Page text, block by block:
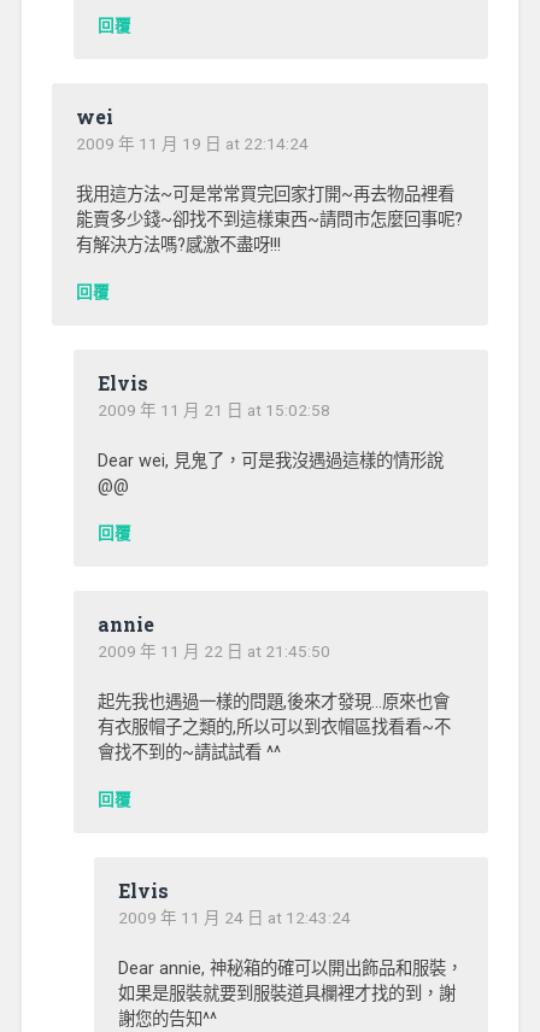
回覆
wei
2009 年 11 月 19 日 at 22:14:24
我用這方法~可是常常買完回家打開~再去物品裡看
能賣多少錢~卻找不到這樣東西~請問市怎麼回事呢?
有解決方法嗎?感激不盡呀!!!
回覆
Elvis
2009 年 11 月 21 日 at 15:02:58
Dear wei, 見鬼了，可是我沒遇過這樣的情形說
@@
回覆
annie
2009 年 11 月 22 日 at 21:45:50
起先我也遇過一樣的問題,後來才發現…原來也會
有衣服帽子之類的,所以可以到衣帽區找看看~不
會找不到的~請試試看 ^^
回覆
Elvis
2009 年 11 月 24 日 at 12:43:24
Dear annie, 神秘箱的確可以開出飾品和服裝，
如果是服裝就要到服裝道具欄裡才找的到，謝
謝您的告知^^